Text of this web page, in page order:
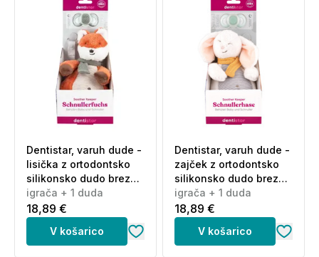
Dentistar, varuh dude -
lisička z ortodontsko
silikonsko dudo brez
obročka 6+ m (igrača +
1 duda)
igrača + 1 duda
18,89 €
V košarico
Dentistar, varuh dude -
zajček z ortodontsko
silikonsko dudo brez
obročka 6+ m (igrača +
1 duda)
igrača + 1 duda
18,89 €
V košarico